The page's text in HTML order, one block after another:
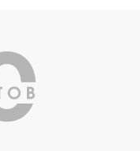
взяли от них
которая